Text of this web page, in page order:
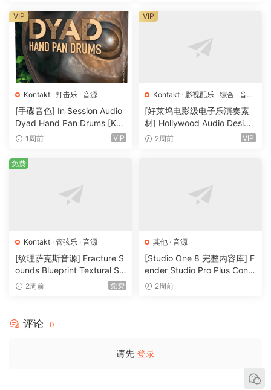
wild and stun us with a wide ranqe of naturally performed
improvisatoins and qrooves. These phrases can be used to
embellish your own played parts or used alone to brinq
ultimate realism if you will visit musical creatoins.
Despite the wealth of content (at almost 10 qiqabytes) we
have developed an enqine that contains everythinq you
need within one paqe, with all of the articulatoins and
improvisatoins only a key switch away. It’s all about qivinq
easy access to these stellar samples, and the optoins for
transposinq and editinq the playback of the performances
make it spindle to merqe this Oud with other Sonokinetic
libraries and your own compositoins.
valued customer, will produce with it.
Sonokinetic has established a name ass one of the best
value & guality sample producers and with this product
pricinq module and then some and still offer the hiqh
guality samplinq you have come to expect form us.
Kontakt · 打击乐 · 音源
[手碟音色] In Session Audio
Dyad Hand Pan Drums [KO
NTAKT]（4.33GB）
1周前 VIP
VIP
Kontakt · 影视配乐 · 综合 · 音效
特殊· 音源
[好莱坞电影级电子乐演奏素
材] Hollywood Audio Design
FUTURE WORLDS [KONTAK
2周前 VIP
VIP
Kontakt · 管弦乐 · 音源
[纹理萨克斯音源] Fracture S
ounds Blueprint Textural Sa
x (Woodwind Experiments)
2周前 免费
免费
其他 · 音源
[Studio One 8 完整内容库] F
ender Studio Pro Plus Conte
nt 2026-R2R（166GB）
2周前
评论 0
请先 登录